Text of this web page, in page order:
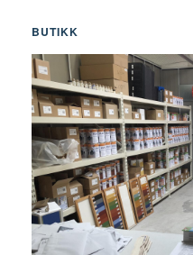
BUTIKK